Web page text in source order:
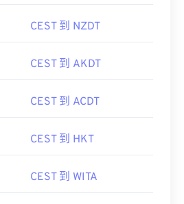
CEST 到 NZDT
CEST 到 AKDT
CEST 到 ACDT
CEST 到 HKT
CEST 到 WITA